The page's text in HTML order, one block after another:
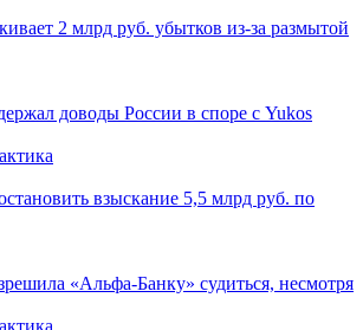
2 млрд руб. убытков из-за размытой
доводы России в споре с Yukos
взыскание 5,5 млрд руб. по
«Альфа-Банку» судиться, несмотря